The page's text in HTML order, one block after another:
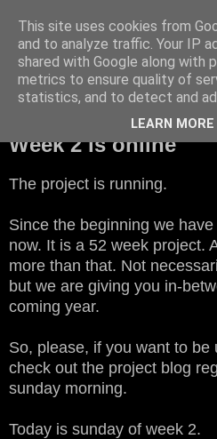
Sunday, January 13, 2013
Week 2 is online
The project is running.
Since the beginning we
now. It is a 52 week project.
more than that. Not
but we are giving you in-
coming year.
So, please, if you want to be
check out the project blog
sunday morning.
Today is sunday of week 2.
This site uses cookies from
and to analyze traffic. Your IP
shared with Google along with
metrics to ensure quality of
statistics, and to detect and
LEARN MORE